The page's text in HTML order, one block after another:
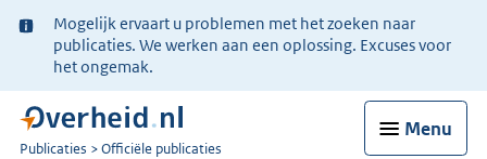
Ter
informatie:
Mogelijk ervaart u problemen met het zoeken naar
publicaties. We werken aan een oplossing. Excuses voor
het ongemak.
Menu
U
Publicaties Officiële publicaties